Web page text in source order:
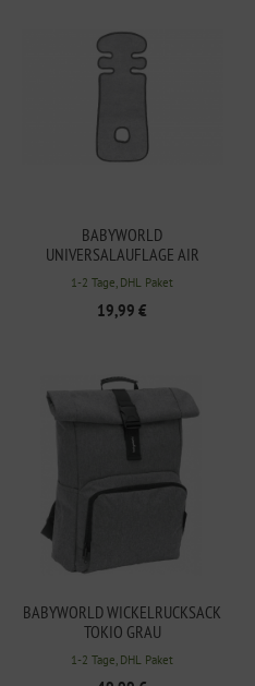
BABYWORLD
UNIVERSALAUFLAGE AIR
1-2 Tage, DHL Paket
19,99 €
BABYWORLD WICKELRUCKSACK
TOKIO GRAU
1-2 Tage, DHL Paket